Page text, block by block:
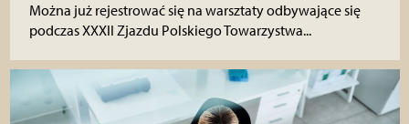
Można już rejestrować się na warsztaty odbywające się
podczas XXXII Zjazdu Polskiego Towarzystwa...